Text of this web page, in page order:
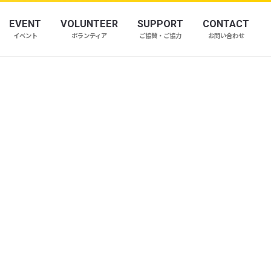
EVENT
イベント
VOLUNTEER
ボランティア
SUPPORT
ご協賛・ご協力
CONTACT
お問い合わせ